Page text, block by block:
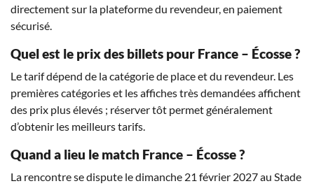
directement sur la plateforme du revendeur, en paiement
sécurisé.
Quel est le prix des billets pour France – Écosse ?
Le tarif dépend de la catégorie de place et du revendeur. Les
premières catégories et les affiches très demandées affichent
des prix plus élevés ; réserver tôt permet généralement
d’obtenir les meilleurs tarifs.
Quand a lieu le match France – Écosse ?
La rencontre se dispute le dimanche 21 février 2027 au Stade